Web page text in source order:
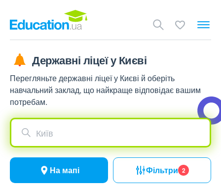
Державні ліцеї у Києві
Перегляньте державні ліцеї у Києві й оберіть
навчальний заклад, що найкраще відповідає вашим
потребам.
Київ
На мапі Фільтри 2